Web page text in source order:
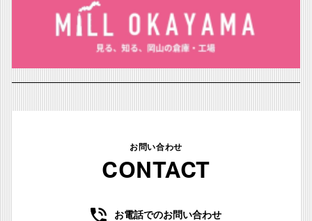
お問い合わせ
CONTACT
お電話でのお問い合わせ